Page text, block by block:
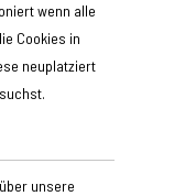
wenn alle
Cookies in
neuplatziert
unsere